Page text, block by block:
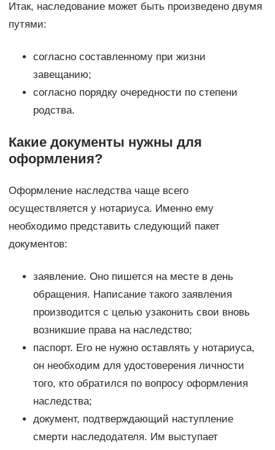
Итак, наследование может быть произведено двумя
путями:
согласно составленному при жизни
завещанию;
согласно порядку очередности по степени
родства.
Какие документы нужны для
оформления?
Оформление наследства чаще всего
осуществляется у нотариуса. Именно ему
необходимо представить следующий пакет
документов:
заявление. Оно пишется на месте в день
обращения. Написание такого заявления
производится с целью узаконить свои вновь
возникшие права на наследство;
паспорт. Его не нужно оставлять у нотариуса,
он необходим для удостоверения личности
того, кто обратился по вопросу оформления
наследства;
документ, подтверждающий наступление
смерти наследодателя. Им выступает